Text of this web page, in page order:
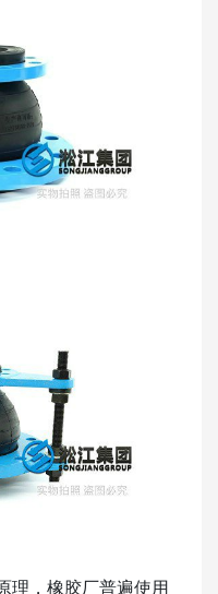
理，橡胶厂普遍使用